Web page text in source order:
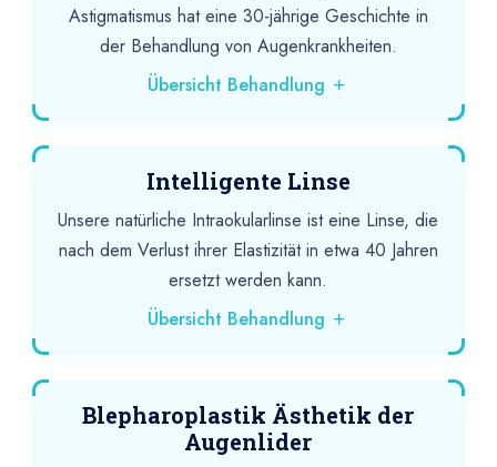
Astigmatismus hat eine 30-jährige Geschichte in
der Behandlung von Augenkrankheiten.
Übersicht Behandlung
Intelligente Linse
Unsere natürliche Intraokularlinse ist eine Linse, die
nach dem Verlust ihrer Elastizität in etwa 40 Jahren
ersetzt werden kann.
Übersicht Behandlung
Blepharoplastik Ästhetik der
Augenlider